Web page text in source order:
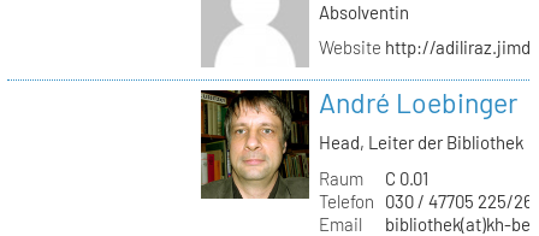
Absolventin
Website http://
André Loebinger
Head, Leiter der Bibliothek
Raum
C 0.01
Telefon
030 / 47705 225/
Email
bibliothek(at)kh-